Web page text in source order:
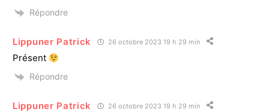
Répondre
Lippuner Patrick 26 octobre 2023 19 h 29 min
Présent
Répondre
Lippuner Patrick 26 octobre 2023 19 h 29 min